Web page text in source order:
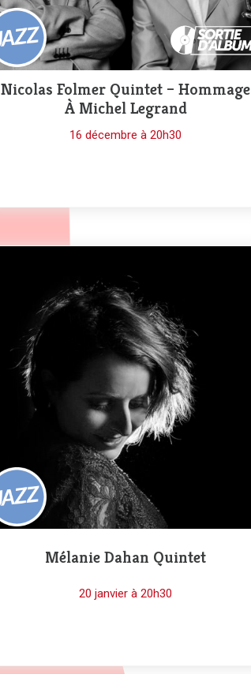
Nicolas Folmer Quintet – Hommage
À Michel Legrand
16 décembre à 20h30
Mélanie Dahan Quintet
20 janvier à 20h30